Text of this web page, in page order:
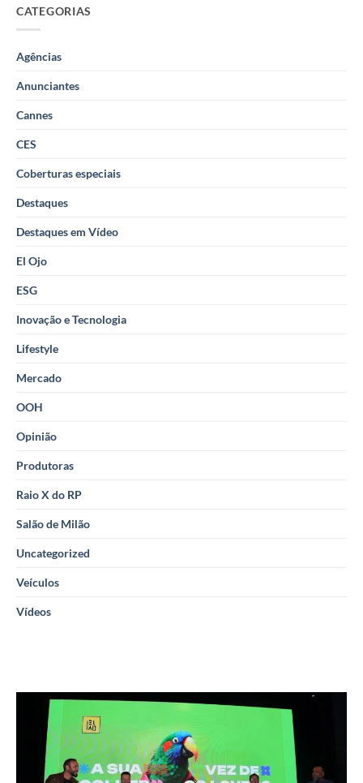
CATEGORIAS
Agências
Anunciantes
Cannes
CES
Coberturas especiais
Destaques
Destaques em Vídeo
El Ojo
ESG
Inovação e Tecnologia
Lifestyle
Mercado
OOH
Opinião
Produtoras
Raio X do RP
Salão de Milão
Uncategorized
Veículos
Vídeos